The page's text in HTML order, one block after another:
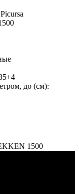
до (см):
1500